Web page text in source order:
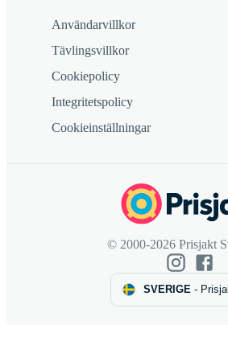
Användarvillkor
Tävlingsvillkor
Cookiepolicy
Integritetspolicy
Cookieinställningar
© 2000-2026 Prisjakt
SVERIGE-